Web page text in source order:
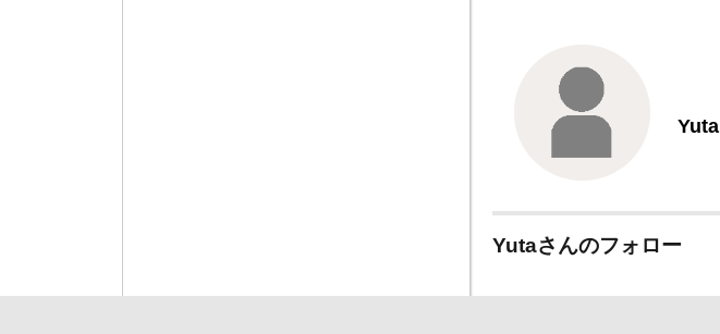
Yuta
Yutaさんのフォロー